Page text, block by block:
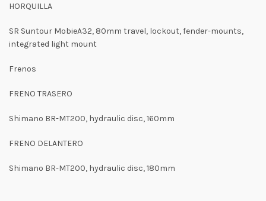
HORQUILLA
SR Suntour MobieA32, 80mm travel, lockout, fender-mounts,
integrated light mount
Frenos
FRENO TRASERO
Shimano BR-MT200, hydraulic disc, 160mm
FRENO DELANTERO
Shimano BR-MT200, hydraulic disc, 180mm